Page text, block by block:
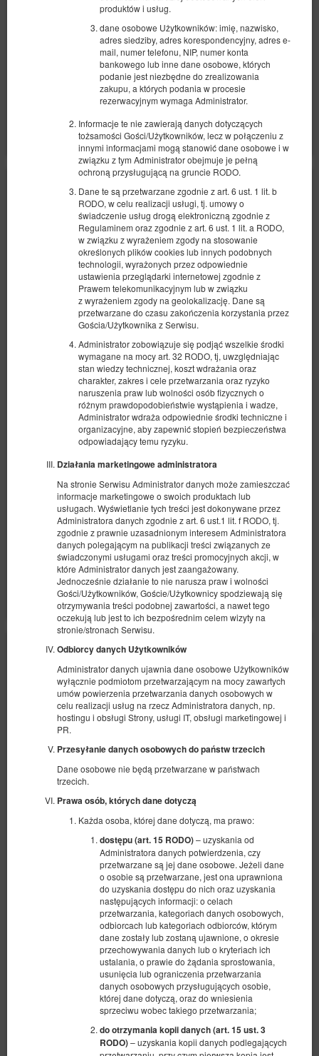
produktów i usług.
dane osobowe Użytkowników: imię, nazwisko,
adres siedziby, adres korespondencyjny, adres e-
mail, numer telefonu, NIP, numer konta
bankowego lub inne dane osobowe, których
podanie jest niezbędne do zrealizowania
zakupu, a których podania w procesie
rezerwacyjnym wymaga Administrator.
Informacje te nie zawierają danych dotyczących
tożsamości Gości/Użytkowników, lecz w połączeniu z
innymi informacjami mogą stanowić dane osobowe i w
związku z tym Administrator obejmuje je pełną
ochroną przysługującą na gruncie RODO.
Dane te są przetwarzane zgodnie z art. 6 ust. 1 lit. b
RODO, w celu realizacji usługi, tj. umowy o
świadczenie usług drogą elektroniczną zgodnie z
Regulaminem oraz zgodnie z art. 6 ust. 1 lit. a RODO,
w związku z wyrażeniem zgody na stosowanie
określonych plików cookies lub innych podobnych
technologii, wyrażonych przez odpowiednie
ustawienia przeglądarki internetowej zgodnie z
Prawem telekomunikacyjnym lub w związku
z wyrażeniem zgody na geolokalizację. Dane są
przetwarzane do czasu zakończenia korzystania przez
Gościa/Użytkownika z Serwisu.
Administrator zobowiązuje się podjąć wszelkie środki
wymagane na mocy art. 32 RODO, tj, uwzględniając
stan wiedzy technicznej, koszt wdrażania oraz
charakter, zakres i cele przetwarzania oraz ryzyko
naruszenia praw lub wolności osób fizycznych o
różnym prawdopodobieństwie wystąpienia i wadze,
Administrator wdraża odpowiednie środki techniczne i
organizacyjne, aby zapewnić stopień bezpieczeństwa
odpowiadający temu ryzyku.
Działania marketingowe administratora
Na stronie Serwisu Administrator danych może zamieszczać
informacje marketingowe o swoich produktach lub
usługach. Wyświetlanie tych treści jest dokonywane przez
Administratora danych zgodnie z art. 6 ust.1 lit. f RODO, tj.
zgodnie z prawnie uzasadnionym interesem Administratora
danych polegającym na publikacji treści związanych ze
świadczonymi usługami oraz treści promocyjnych akcji, w
które Administrator danych jest zaangażowany.
Jednocześnie działanie to nie narusza praw i wolności
Gości/Użytkowników, Goście/Użytkownicy spodziewają się
otrzymywania treści podobnej zawartości, a nawet tego
oczekują lub jest to ich bezpośrednim celem wizyty na
stronie/stronach Serwisu.
Odbiorcy danych Użytkowników
Administrator danych ujawnia dane osobowe Użytkowników
wyłącznie podmiotom przetwarzającym na mocy zawartych
umów powierzenia przetwarzania danych osobowych w
celu realizacji usług na rzecz Administratora danych, np.
hostingu i obsługi Strony, usługi IT, obsługi marketingowej i
PR.
Przesyłanie danych osobowych do państw trzecich
Dane osobowe nie będą przetwarzane w państwach
trzecich.
Prawa osób, których dane dotyczą
Każda osoba, której dane dotyczą, ma prawo:
dostępu (art. 15 RODO)– uzyskania od
Administratora danych potwierdzenia, czy
przetwarzane są jej dane osobowe. Jeżeli dane
o osobie są przetwarzane, jest ona uprawniona
do uzyskania dostępu do nich oraz uzyskania
następujących informacji: o celach
przetwarzania, kategoriach danych osobowych,
odbiorcach lub kategoriach odbiorców, którym
dane zostały lub zostaną ujawnione, o okresie
przechowywania danych lub o kryteriach ich
ustalania, o prawie do żądania sprostowania,
usunięcia lub ograniczenia przetwarzania
danych osobowych przysługujących osobie,
której dane dotyczą, oraz do wniesienia
sprzeciwu wobec takiego przetwarzania;
do otrzymania kopii danych (art. 15 ust. 3
RODO)– uzyskania kopii danych podlegających
Sprzątanie pokoju 140 zł
100 PLN - wcześniejsza wprowadzka (early check-in) poza
standardowymi godzinami
100 PLN - późniejsza wyprowadzka (late check-out) poza
standardowymi godzinami
Szczegóły
Pokaż oferty
Pokój na Przymorzu #2
Dostępna liczba: 1
2 osoby
pow. 8,00 m
1 sypialnia
378,14 zł
2 osoby / 1 noc
Udostępnij Szczegóły Dostępność
Pokaż oferty
Apartament Romeo i Julia Spichrzowa
pow. 27,00 m2
1 sypialnia
1 łóżko podwójne (Double)
942,74 zł
2 osoby / 1 noc
Sprzątanie apartamentu 170 zł
Szczegóły Dostępność